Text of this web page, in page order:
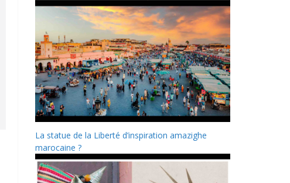
La statue de la Liberté d’inspiration amazighe
marocaine ?